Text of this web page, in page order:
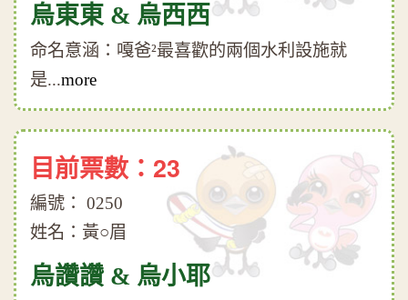
烏東東 & 烏西西
命名意涵：嘎爸²最喜歡的兩個水利設施就
是...more
目前票數：23
編號： 0250
姓名：黃○眉
烏讚讚 & 烏小耶